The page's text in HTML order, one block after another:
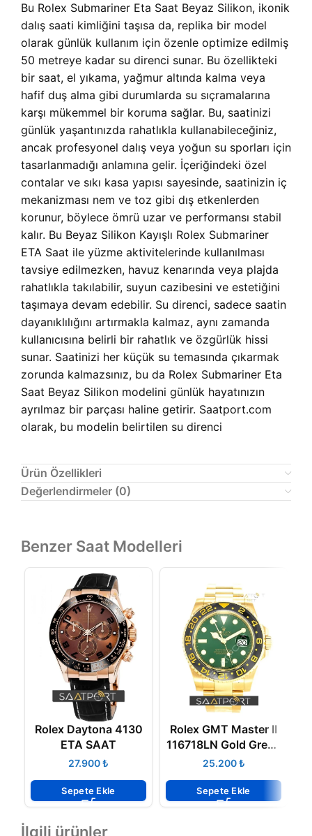
Bu Rolex Submariner Eta Saat Beyaz Silikon, ikonik
dalış saati kimliğini taşısa da, replika bir model
olarak günlük kullanım için özenle optimize edilmiş
50 metreye kadar su direnci sunar. Bu özellikteki
bir saat, el yıkama, yağmur altında kalma veya
hafif duş alma gibi durumlarda su sıçramalarına
karşı mükemmel bir koruma sağlar. Bu, saatinizi
günlük yaşantınızda rahatlıkla kullanabileceğiniz,
ancak profesyonel dalış veya yoğun su sporları için
tasarlanmadığı anlamına gelir. İçeriğindeki özel
contalar ve sıkı kasa yapısı sayesinde, saatinizin iç
mekanizması nem ve toz gibi dış etkenlerden
korunur, böylece ömrü uzar ve performansı stabil
kalır. Bu Beyaz Silikon Kayışlı Rolex Submariner
ETA Saat ile yüzme aktivitelerinde kullanılması
tavsiye edilmezken, havuz kenarında veya plajda
rahatlıkla takılabilir, suyun cazibesini ve estetiğini
taşımaya devam edebilir. Su direnci, sadece saatin
dayanıklılığını artırmakla kalmaz, aynı zamanda
kullanıcısına belirli bir rahatlık ve özgürlük hissi
sunar. Saatinizi her küçük su temasında çıkarmak
zorunda kalmazsınız, bu da Rolex Submariner Eta
Saat Beyaz Silikon modelini günlük hayatınızın
ayrılmaz bir parçası haline getirir. Saatport.com
olarak, bu modelin belirtilen su direnci
Ürün Özellikleri
Değerlendirmeler (0)
Benzer Saat Modelleri
Rolex Daytona 4130
ETA SAAT
₺
Sepete Ekle
Rolex GMT Master II
116718LN Gold Green
ETA 3186 ETA
₺
Sepete Ekle
İlgili ürünler